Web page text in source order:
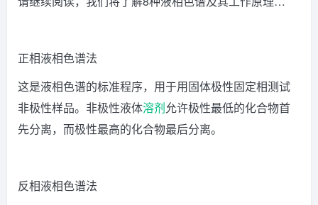
正相液相色谱法
这是液相色谱的标准程序，用于用固体极性固定相测试
非极性样品。非极性液体溶剂允许极性最低的化合物首
先分离，而极性最高的化合物最后分离。
反相液相色谱法